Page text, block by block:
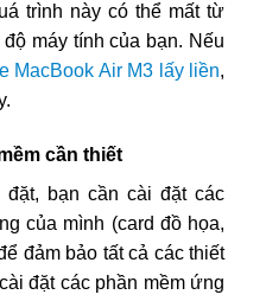
trình này có thể mất từ
máy tính của bạn. Nếu
MacBook Air M3 lấy liền,
cần thiết
bạn cần cài đặt các
của mình (card đồ họa,
đảm bảo tất cả các thiết
đặt các phần mềm ứng